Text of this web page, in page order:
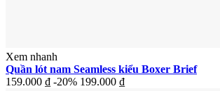
Xem nhanh
Quần lót nam Seamless kiểu Boxer Brief
159.000 ₫ -20% 199.000 ₫